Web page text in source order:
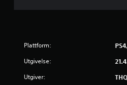
Plattform:
Utgivelse:
Utgiver: